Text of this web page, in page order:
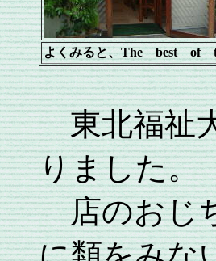
よくみると、The best of
東北福祉大
りました。
店のおじ